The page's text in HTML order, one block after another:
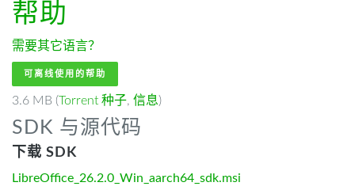
帮助
需要其它语言？
可离线使用的帮助
3.6 MB (Torrent 种子, 信息)
SDK 与源代码
下载 SDK
LibreOffice_26.2.0_Win_aarch64_sdk.msi